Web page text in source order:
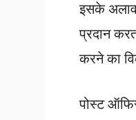
इसके
प्रदान
करने का
पोस्ट